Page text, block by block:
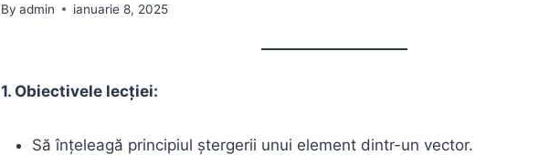
By admin ianuarie 8, 2025
1. Obiectivele lecției:
Să înțeleagă principiul ștergerii unui element dintr-un vector.